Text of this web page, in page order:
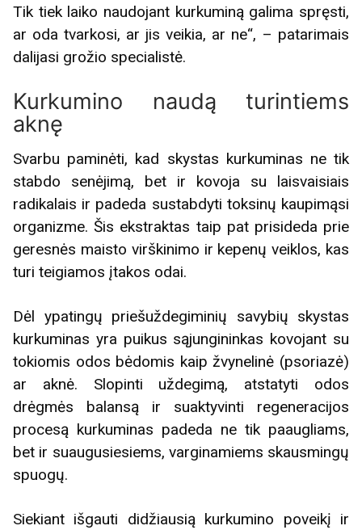
Tik tiek laiko naudojant kurkuminą galima spręsti,
ar oda tvarkosi, ar jis veikia, ar ne“, – patarimais
dalijasi grožio specialistė.
Kurkumino naudą turintiems
aknę
Svarbu paminėti, kad skystas kurkuminas ne tik
stabdo senėjimą, bet ir kovoja su laisvaisiais
radikalais ir padeda sustabdyti toksinų kaupimąsi
organizme. Šis ekstraktas taip pat prisideda prie
geresnės maisto virškinimo ir kepenų veiklos, kas
turi teigiamos įtakos odai.
Dėl ypatingų priešuždegiminių savybių skystas
kurkuminas yra puikus sąjungininkas kovojant su
tokiomis odos bėdomis kaip žvynelinė (psoriazė)
ar aknė. Slopinti uždegimą, atstatyti odos
drėgmės balansą ir suaktyvinti regeneracijos
procesą kurkuminas padeda ne tik paaugliams,
bet ir suaugusiesiems, varginamiems skausmingų
spuogų.
Siekiant išgauti didžiausią kurkumino poveikį ir